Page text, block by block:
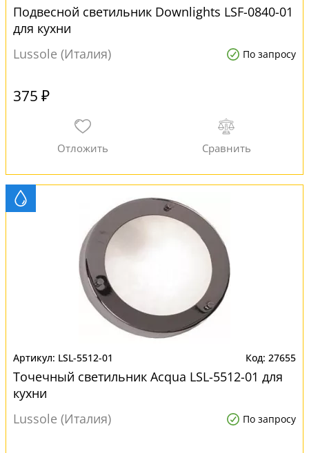
Подвесной светильник Downlights LSF-0840-01
для кухни
Lussole (Италия)
По запросу
375 ₽
LSL-5512-01 27655
Точечный светильник Acqua LSL-5512-01 для
кухни
Lussole (Италия)
По запросу